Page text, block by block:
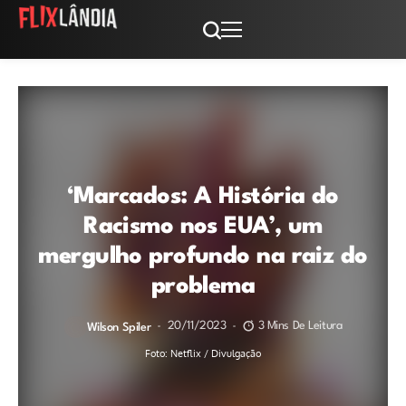
‘Marcados: A História do
Racismo nos EUA’, um
mergulho profundo na raiz do
problema
Wilson Spiler 20/11/2023 3 Mins De Leitura
Foto: Netflix / Divulgação